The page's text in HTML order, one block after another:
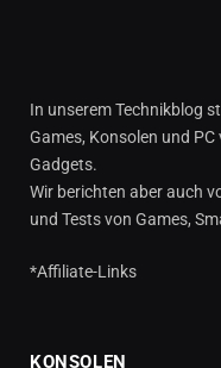
In unserem Technikblog
Games, Konsolen und
Gadgets.
Wir berichten aber auch
und Tests von Games,
*Affiliate-Links
KONSOLEN